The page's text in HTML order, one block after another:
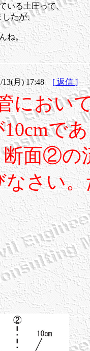
いる土圧って、
したが、
ね。
13(月) 17:48 [ 返信 ]
におい
で
断面②の
さい